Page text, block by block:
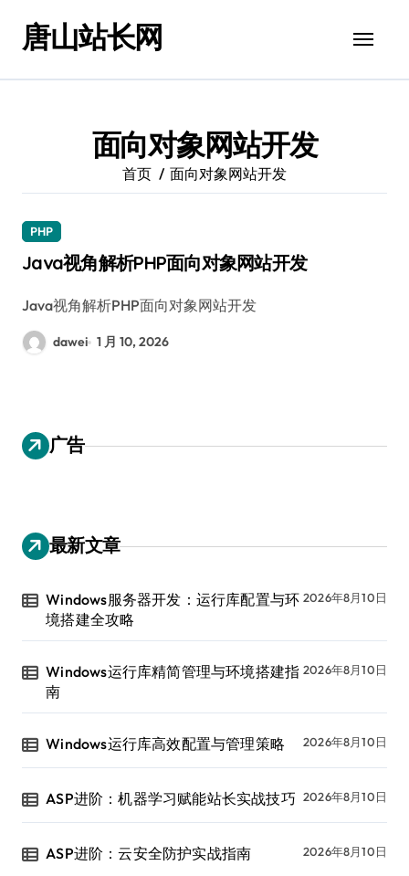
唐山站长网
面向对象网站开发
首页 面向对象网站开发
PHP
Java视角解析PHP面向对象网站开发
Java视角解析PHP面向对象网站开发
dawei 1 月 10, 2026
广告
最新文章
Windows服务器开发：运行库配置与环
境搭建全攻略
2026年8月10日
Windows运行库精简管理与环境搭建指
南
2026年8月10日
Windows运行库高效配置与管理策略 2026年8月10日
ASP进阶：机器学习赋能站长实战技巧 2026年8月10日
ASP进阶：云安全防护实战指南 2026年8月10日